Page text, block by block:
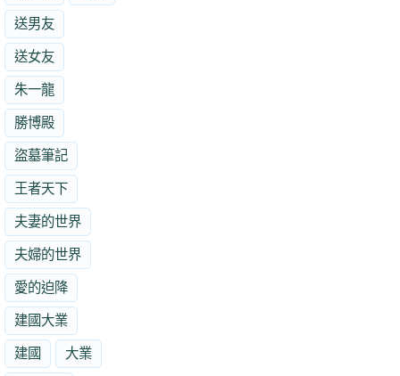
送男友
送女友
朱一龍
勝博殿
盜墓筆記
王者天下
夫妻的世界
夫婦的世界
愛的迫降
建國大業
建國 大業